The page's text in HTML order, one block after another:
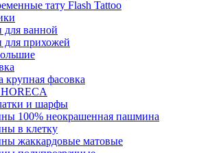
тату Flash Tattoo
для ванной
для прихожей
крупная фасовка
и шарфы
100% неокрашенная пашмина
в клетку
жаккардовые матовые